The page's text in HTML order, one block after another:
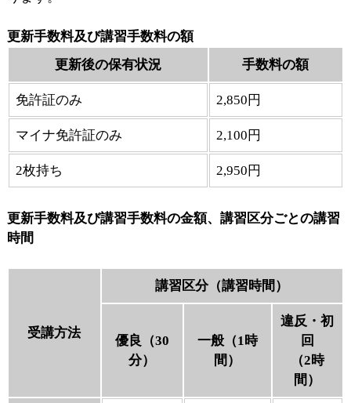
更新手数料及び講習手数料の額
更新後の保有状況
手数料の額
免許証のみ 2,850円
マイナ免許証のみ 2,100円
2枚持ち 2,950円
更新手数料及び講習手数料の金額、講習区分ごとの講習
時間
受講方法
講習区分（講習時間）
優良（30
分）
一般（1時
間）
違反・初
回
（2時
間）